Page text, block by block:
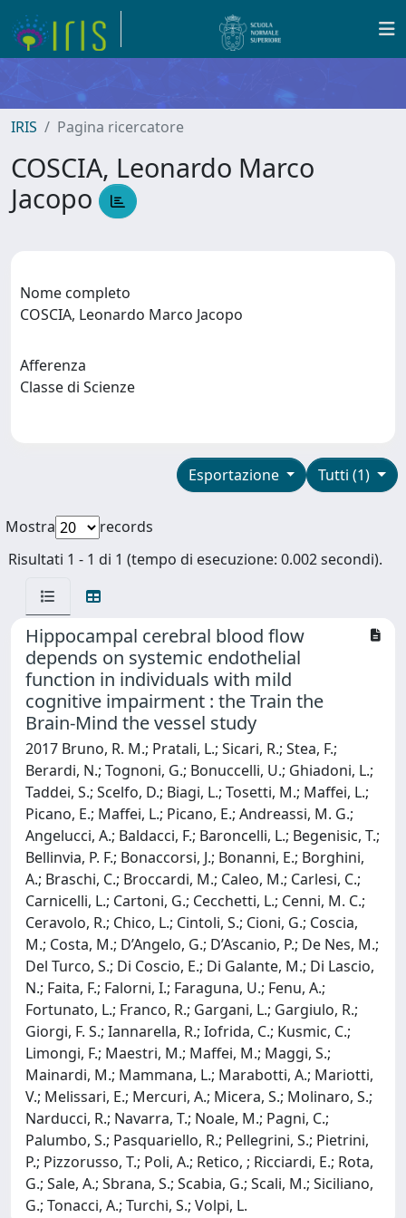
IRIS Pagina ricercatore
COSCIA, Leonardo Marco
Jacopo
Nome completo
COSCIA, Leonardo Marco Jacopo
Afferenza
Classe di Scienze
Tutti (1)
Esportazione
Mostra
records
Risultati 1 - 1 di 1 (tempo di esecuzione: 0.002 secondi).
Hippocampal cerebral blood flow
depends on systemic endothelial
function in individuals with mild
cognitive impairment : the Train the
Brain-Mind the vessel study
2017 Bruno, R. M.; Pratali, L.; Sicari, R.; Stea, F.;
Berardi, N.; Tognoni, G.; Bonuccelli, U.; Ghiadoni, L.;
Taddei, S.; Scelfo, D.; Biagi, L.; Tosetti, M.; Maffei, L.;
Picano, E.; Maffei, L.; Picano, E.; Andreassi, M. G.;
Angelucci, A.; Baldacci, F.; Baroncelli, L.; Begenisic, T.;
Bellinvia, P. F.; Bonaccorsi, J.; Bonanni, E.; Borghini,
A.; Braschi, C.; Broccardi, M.; Caleo, M.; Carlesi, C.;
Carnicelli, L.; Cartoni, G.; Cecchetti, L.; Cenni, M. C.;
Ceravolo, R.; Chico, L.; Cintoli, S.; Cioni, G.; Coscia,
M.; Costa, M.; D’Angelo, G.; D’Ascanio, P.; De Nes, M.;
Del Turco, S.; Di Coscio, E.; Di Galante, M.; Di Lascio,
N.; Faita, F.; Falorni, I.; Faraguna, U.; Fenu, A.;
Fortunato, L.; Franco, R.; Gargani, L.; Gargiulo, R.;
Giorgi, F. S.; Iannarella, R.; Iofrida, C.; Kusmic, C.;
Limongi, F.; Maestri, M.; Maffei, M.; Maggi, S.;
Mainardi, M.; Mammana, L.; Marabotti, A.; Mariotti,
V.; Melissari, E.; Mercuri, A.; Micera, S.; Molinaro, S.;
Narducci, R.; Navarra, T.; Noale, M.; Pagni, C.;
Palumbo, S.; Pasquariello, R.; Pellegrini, S.; Pietrini,
P.; Pizzorusso, T.; Poli, A.; Retico, ; Ricciardi, E.; Rota,
G.; Sale, A.; Sbrana, S.; Scabia, G.; Scali, M.; Siciliano,
G.; Tonacci, A.; Turchi, S.; Volpi, L.